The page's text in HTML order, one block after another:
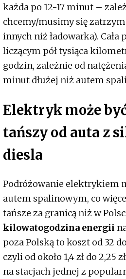
każda po 12-17 minut –
chcemy/musimy się
innych niż ładowarka).
liczącym pół tysiąca
godzin, zależnie od
minut dłużej niż autem
Elektryk może
tańszy od auta z
diesla
Podróżowanie elektrykiem
autem spalinowym, co
tańsze za granicą niż w
kilowatogodzina energii
poza Polską to koszt od 32
czyli od około 1,4 zł do 2,25
na stacjach jednej z